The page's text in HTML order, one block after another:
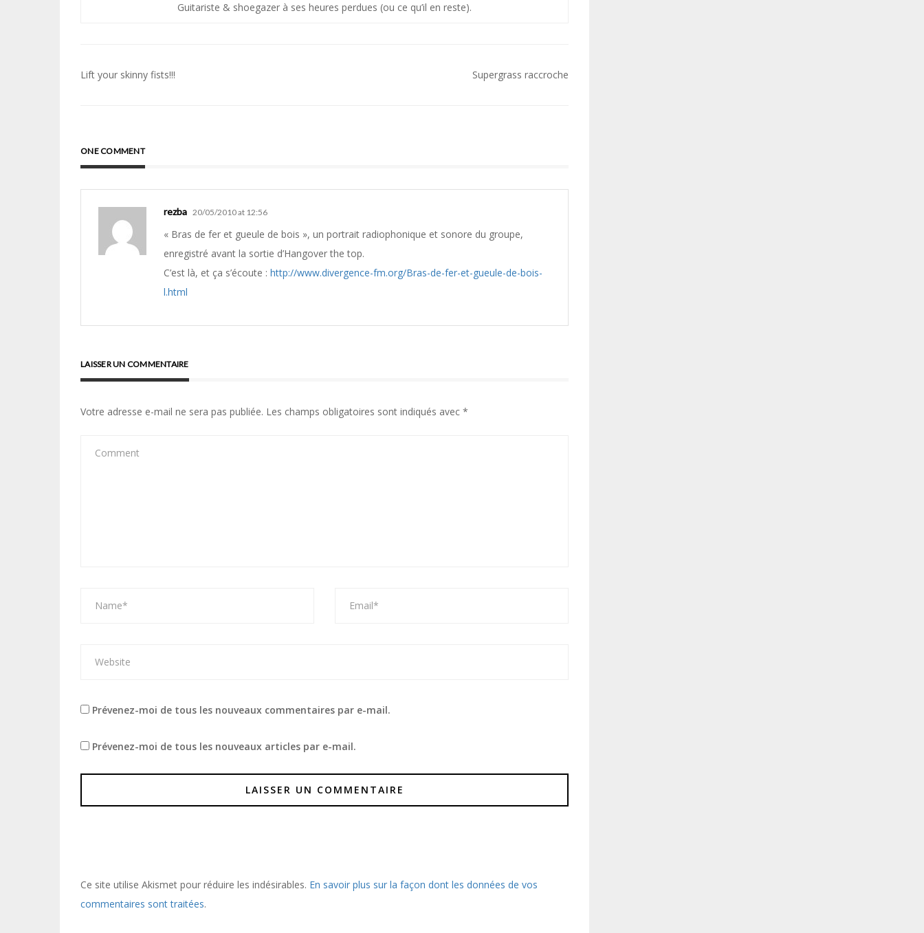
Guitariste & shoegazer à ses heures perdues (ou ce qu’il en reste).
Navigation
Lift your skinny fists!!! Supergrass raccroche
ONE COMMENT
rezba 20/05/2010 at 12:56
« Bras de fer et gueule de bois », un portrait radiophonique et sonore du groupe,
enregistré avant la sortie d’Hangover the top.
C’est là, et ça s’écoute : http://www.divergence-fm.org/Bras-de-fer-et-gueule-de-bois-
l.html
LAISSER UN COMMENTAIRE
Votre adresse e-mail ne sera pas publiée. Les champs obligatoires sont indiqués avec *
Prévenez-moi de tous les nouveaux commentaires par e-mail.
Prévenez-moi de tous les nouveaux articles par e-mail.
Ce site utilise Akismet pour réduire les indésirables. En savoir plus sur la façon dont les données de vos
commentaires sont traitées.